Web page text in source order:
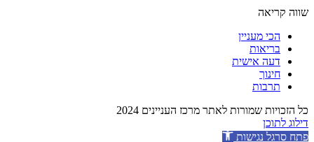
שווה קריאה
הכי מעניין
בריאות
דעה אישית
חינוך
תרבות
כל הזכויות שמורות לאתר מרכז העניינים 2024
דילוג לתוכן
פתח סרגל נגישות